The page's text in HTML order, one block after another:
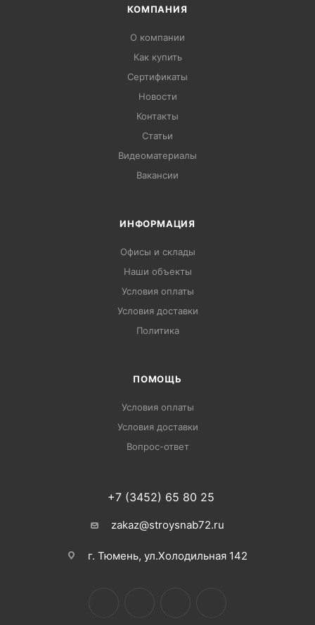
КОМПАНИЯ
О компании
Как купить
Сертификаты
Новости
Контакты
Статьи
Видеоматериалы
Вакансии
ИНФОРМАЦИЯ
Офисы и склады
Наши объекты
Условия оплаты
Условия доставки
Политика
ПОМОЩЬ
Условия оплаты
Условия доставки
Вопрос-ответ
+7 (3452) 65 80 25
zakaz@stroysnab72.ru
г. Тюмень, ул.Холодильная 142